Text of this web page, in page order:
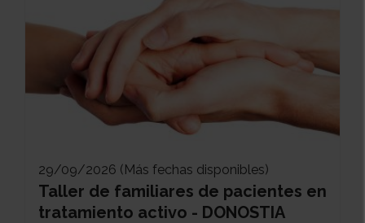
29/09/2026 (Más fechas disponibles)
Taller de familiares de pacientes en
tratamiento activo - DONOSTIA